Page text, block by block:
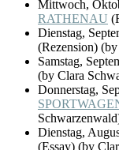
Mittwoch,
RATHENAU (
Dienstag,
(Rezension) (by
Samstag,
(by Clara
Donnerstag,
Dienstag,
(Essay) (by